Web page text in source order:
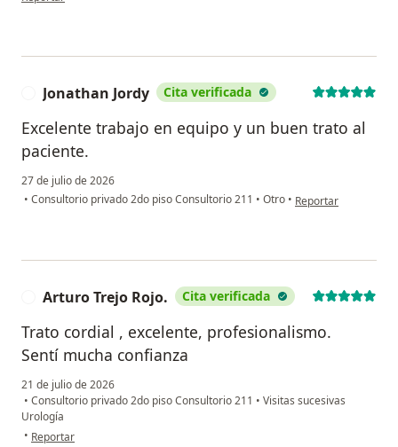
Jonathan Jordy Cita verificada
Excelente trabajo en equipo y un buen trato al
paciente.
27 de julio de 2026
• Consultorio privado 2do piso Consultorio 211 • Otro • en opinión del
Reportar
Arturo Trejo Rojo. Cita verificada
Trato cordial , excelente, profesionalismo.
Sentí mucha confianza
21 de julio de 2026
• Consultorio privado 2do piso Consultorio 211 • Visitas sucesivas
Urología
• en opinión del usuario Arturo Trejo Rojo.
Reportar